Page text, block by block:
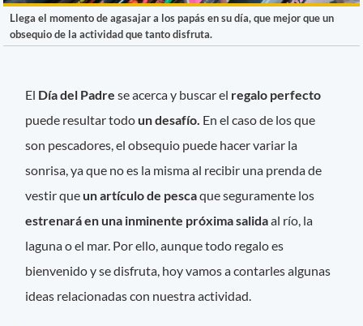
Llega el momento de agasajar a los papás en su día, que mejor que un
obsequio de la actividad que tanto disfruta.
El Día del Padre se acerca y buscar el regalo perfecto
puede resultar todo un desafío. En el caso de los que
son pescadores, el obsequio puede hacer variar la
sonrisa, ya que no es la misma al recibir una prenda de
vestir que un artículo de pescaque seguramente los
estrenará en una inminente próxima salidaal río, la
laguna o el mar. Por ello, aunque todo regalo es
bienvenido y se disfruta, hoy vamos a contarles algunas
ideas relacionadas con nuestra actividad.